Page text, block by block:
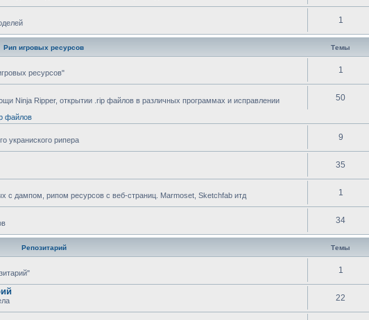
1
Рип игровых ресурсов Темы
ресурсов" 1
Ninja Ripper, открытии .rip файлов в различных программах и исправлении
файлов
50
украниского рипера 9
35
с дампом, рипом ресурсов с веб-страниц. Marmoset, Sketchfab итд 1
34
Репозитарий Темы
1
22